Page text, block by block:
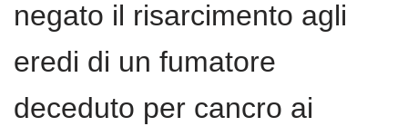
negato il risarcimento agli
eredi di un fumatore
deceduto per cancro ai